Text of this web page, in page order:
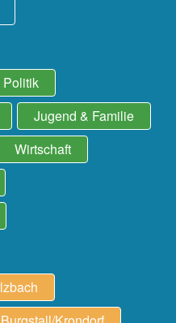
Politik
Jugend & Familie
Wirtschaft